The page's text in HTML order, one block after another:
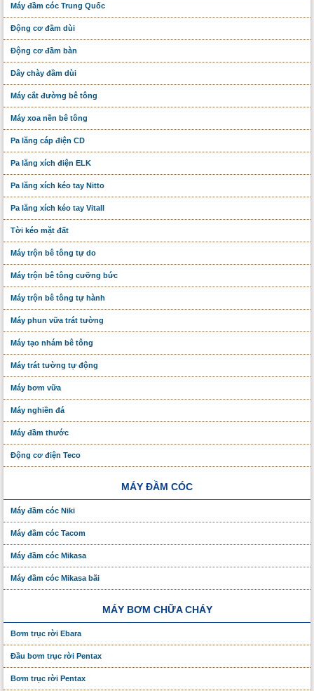
Máy đầm cóc Trung Quốc
Động cơ đầm dùi
Động cơ đầm bàn
Dây chày đầm dùi
Máy cắt đường bê tông
Máy xoa nền bê tông
Pa lăng cáp điện CD
Pa lăng xích điện ELK
Pa lăng xích kéo tay Nitto
Pa lăng xích kéo tay Vitall
Tời kéo mặt đất
Máy trộn bê tông tự do
Máy trộn bê tông cưỡng bức
Máy trộn bê tông tự hành
Máy phun vữa trát tường
Máy tạo nhám bê tông
Máy trát tường tự động
Máy bơm vữa
Máy nghiền đá
Máy đầm thước
Động cơ điện Teco
MÁY ĐẦM CÓC
Máy đầm cóc Niki
Máy đầm cóc Tacom
Máy đầm cóc Mikasa
Máy đầm cóc Mikasa bãi
MÁY BƠM CHỮA CHÁY
Bơm trục rời Ebara
Đầu bơm trục rời Pentax
Bơm trục rời Pentax